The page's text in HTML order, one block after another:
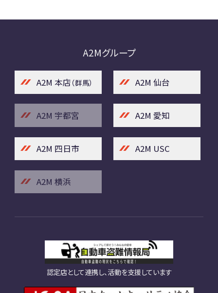
A2Mグループ
A2M 本店（群馬） A2M 仙台
A2M 宇都宮 A2M 愛知
A2M 四日市 A2M USC
A2M 横浜
認定店として連携し、活動を支援しています
RECRUIT